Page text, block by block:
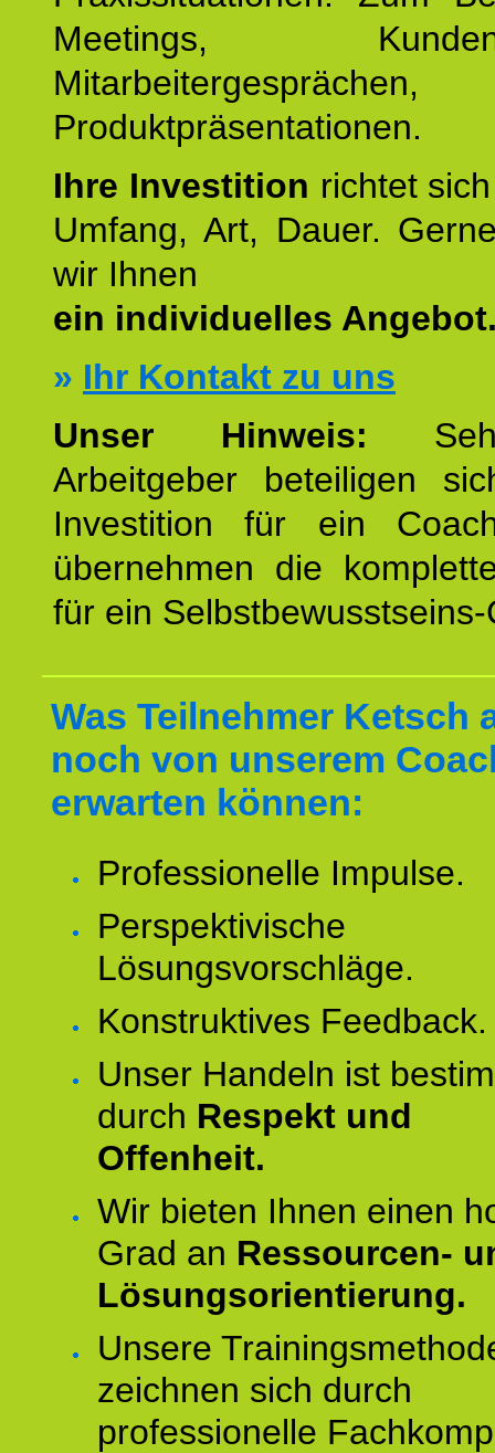
Meetings,
Mitarbeitergesprächen,
Produktpräsentationen.
Ihre Investition richtet
Umfang, Art, Dauer.
wir Ihnen
ein individuelles
» Ihr Kontakt zu uns
Unser Hinweis:
Arbeitgeber beteiligen
Investition für ein
übernehmen die
für ein
Was Teilnehmer Ketsch
noch von unserem
erwarten können:
Professionelle Impulse.
Perspektivische
Lösungsvorschläge.
Konstruktives Feedback.
Unser Handeln ist
durch Respekt und
Offenheit.
Wir bieten Ihnen einen
Grad an Ressourcen-
Lösungsorientierung.
Unsere
zeichnen sich durch
professionelle